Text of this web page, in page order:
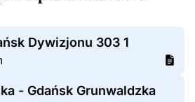
Dywizjonu 303 1
- Gdańsk Grunwaldzka